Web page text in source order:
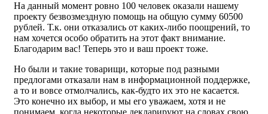
На данный момент ровно 100 человек оказали нашему
проекту безвозмездную помощь на общую сумму 60500
рублей. Т.к. они отказались от каких-либо поощрений, то
нам хочется особо обратить на этот факт внимание.
Благодарим вас! Теперь это и ваш проект тоже.
Но были и такие товарищи, которые под разными
предлогами отказали нам в информационной поддержке,
а то и вовсе отмолчались, как-будто их это не касается.
Это конечно их выбор, и мы его уважаем, хотя и не
понимаем, когда некоторые декларируют на словах свою